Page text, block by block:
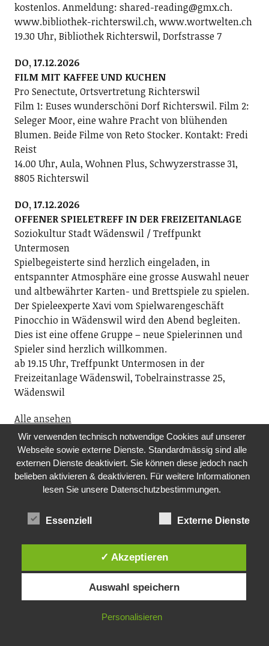
kostenlos. Anmeldung: shared-reading@gmx.ch.
www.bibliothek-richterswil.ch, www.wortwelten.ch
19.30 Uhr, Bibliothek Richterswil, Dorfstrasse 7
DO, 17.12.2026
FILM MIT KAFFEE UND KUCHEN
Pro Senectute, Ortsvertretung Richterswil
Film 1: Euses wunderschöni Dorf Richterswil. Film 2:
Seleger Moor, eine wahre Pracht von blühenden
Blumen. Beide Filme von Reto Stocker. Kontakt: Fredi
Reist
14.00 Uhr, Aula, Wohnen Plus, Schwyzerstrasse 31,
8805 Richterswil
DO, 17.12.2026
OFFENER SPIELETREFF IN DER FREIZEITANLAGE
Soziokultur Stadt Wädenswil / Treffpunkt
Untermosen
Spielbegeisterte sind herzlich eingeladen, in
entspannter Atmosphäre eine grosse Auswahl neuer
und altbewährter Karten- und Brettspiele zu spielen.
Der Spieleexperte Xavi vom Spielwarengeschäft
Pinocchio in Wädenswil wird den Abend begleiten.
Dies ist eine offene Gruppe – neue Spielerinnen und
Spieler sind herzlich willkommen.
ab 19.15 Uhr, Treffpunkt Untermosen in der
Freizeitanlage Wädenswil, Tobelrainstrasse 25,
Wädenswil
Alle ansehen
Über uns
Der Wädenswiler Online ist das lokale Newsportal für
Hütten, Au sowie für Richterswil und
Zürich. Ob Musik, Kunst, Fasnacht, Sport oder
Veranstaltungskalender wissen Sie, was lokal läuft.
Wir verwenden technisch notwendige Cookies auf unserer
Webseite sowie externe Dienste. Standardmässig sind alle
externen Dienste deaktiviert. Sie können diese jedoch nach
belieben aktivieren & deaktivieren. Für weitere Informationen
lesen Sie unsere Datenschutzbestimmungen.
Essenziell Externe Dienste
✓ Akzeptieren
Auswahl speichern
Personalisieren